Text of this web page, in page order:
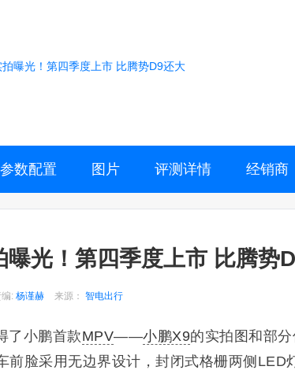
曝光！第四季度上市 比腾势D9还大
参数配置 图片 评测详情 经销商
曝光！第四季度上市 比腾势
: 杨谨赫 来源： 智电出行
了小鹏首款MPV——小鹏X9的实拍图和部
前脸采用无边界设计，封闭式格栅两侧LED